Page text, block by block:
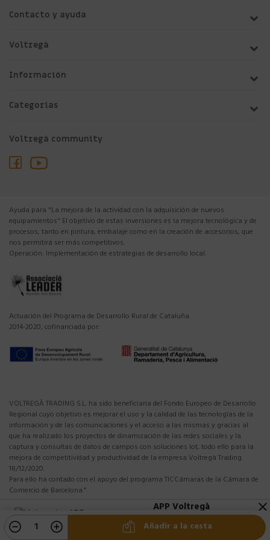
Contacto y ayuda
Voltregà
Información
Categorías
APP Voltregà
10%DTO en tu primera compra APP
Descargar
close
Voltregà community
Ayuda para "La mejora de la actividad con la adquisición de nuevos
equipamientos" El objetivo de estas inversiones es la mejora tecnológica y de
procesos, tanto en pintura, embalaje como en la creación de accesorios, que
nos permitirá ser más competitivos.
Operación: Implementación de estrategias de desarrollo local.
Actuación del Programa de Desarrollo Rural de Cataluña
2014-2020, cofinanciada por:
VOLTREGÀ TRADING S.L. ha sido beneficiaria del Fondo Europeo de Desarrollo
Regional cuyo objetivo es mejorar el uso y la calidad de las tecnologías de la
información y de las comunicaciones y el acceso a las mismas y gracias al
que ha realizado los proyectos de dinamización de las redes sociales y la
captura y consultas de datos de campos con soluciones Iot, todo ello para la
mejora de competitividad y productividad de la empresa Voltregà Trading.
18/12/2020.
Para ello ha contado con el apoyo del programa TICCámaras de la Cámara de
Comercio de Barcelona.”
Añadir a la cesta